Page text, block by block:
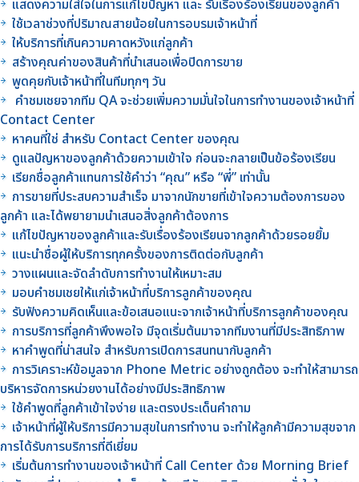
แสดงความใส่ใจในการแก้ไขปัญหา และ รับเรื่องร้องเรียนของลูกค้า
ใช้เวลาช่วงที่ปริมาณสายน้อยในการอบรมเจ้าหน้าที่
ให้บริการที่เกินความคาดหวังแก่ลูกค้า
สร้างคุณค่าของสินค้าที่นำเสนอเพื่อปิดการขาย
พูดคุยกับเจ้าหน้าที่ในทีมทุกๆ วัน
คำชมเชยจากทีม QA จะช่วยเพิ่มความมั่นใจในการทำงานของเจ้าหน้าที่
Contact Center
หาคนที่ใช่ สำหรับ Contact Center ของคุณ
ดูแลปัญหาของลูกค้าด้วยความเข้าใจ ก่อนจะกลายเป็นข้อร้องเรียน
เรียกชื่อลูกค้าแทนการใช้คำว่า “คุณ” หรือ “พี่” เท่านั้น
การขายที่ประสบความสำเร็จ มาจากนักขายที่เข้าใจความต้องการของ
ลูกค้า และได้พยายามนำเสนอสิ่งลูกค้าต้องการ
แก้ไขปัญหาของลูกค้าและรับเรื่องร้องเรียนจากลูกค้าด้วยรอยยิ้ม
แนะนำชื่อผู้ให้บริการทุกครั้งของการติดต่อกับลูกค้า
วางแผนและจัดลำดับการทำงานให้เหมาะสม
มอบคำชมเชยให้แก่เจ้าหน้าที่บริการลูกค้าของคุณ
รับฟังความคิดเห็นและข้อเสนอแนะจากเจ้าหน้าที่บริการลูกค้าของคุณ
การบริการที่ลูกค้าพึงพอใจ มีจุดเริ่มต้นมาจากทีมงานที่มีประสิทธิภาพ
หาคำพูดที่น่าสนใจ สำหรับการเปิดการสนทนากับลูกค้า
การวิเคราะห์ข้อมูลจาก Phone Metric อย่างถูกต้อง จะทำให้สามารถ
บริหารจัดการหน่วยงานได้อย่างมีประสิทธิภาพ
ใช้คำพูดที่ลูกค้าเข้าใจง่าย และตรงประเด็นคำถาม
เจ้าหน้าที่ผู้ให้บริการมีความสุขในการทำงาน จะทำให้ลูกค้ามีความสุขจาก
การได้รับการบริการที่ดีเยี่ยม
เริ่มต้นการทำงานของเจ้าหน้าที่ Call Center ด้วย Morning Brief